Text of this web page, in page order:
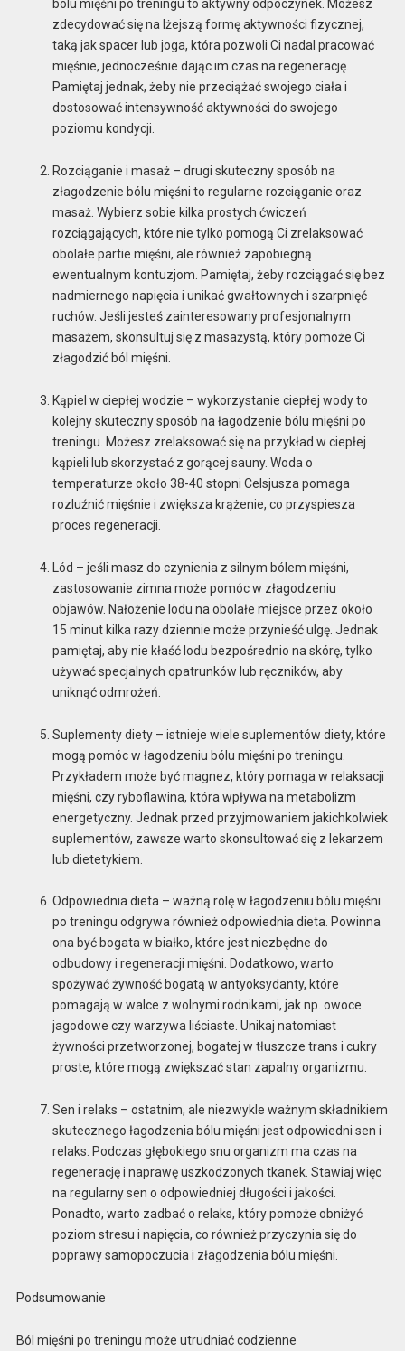
bólu mięśni po treningu to aktywny odpoczynek. Możesz
zdecydować się na lżejszą formę aktywności fizycznej,
taką jak spacer lub joga, która pozwoli Ci nadal pracować
mięśnie, jednocześnie dając im czas na regenerację.
Pamiętaj jednak, żeby nie przeciążać swojego ciała i
dostosować intensywność aktywności do swojego
poziomu kondycji.
Rozciąganie i masaż – drugi skuteczny sposób na
złagodzenie bólu mięśni to regularne rozciąganie oraz
masaż. Wybierz sobie kilka prostych ćwiczeń
rozciągających, które nie tylko pomogą Ci zrelaksować
obolałe partie mięśni, ale również zapobiegną
ewentualnym kontuzjom. Pamiętaj, żeby rozciągać się bez
nadmiernego napięcia i unikać gwałtownych i szarpnięć
ruchów. Jeśli jesteś zainteresowany profesjonalnym
masażem, skonsultuj się z masażystą, który pomoże Ci
złagodzić ból mięśni.
Kąpiel w ciepłej wodzie – wykorzystanie ciepłej wody to
kolejny skuteczny sposób na łagodzenie bólu mięśni po
treningu. Możesz zrelaksować się na przykład w ciepłej
kąpieli lub skorzystać z gorącej sauny. Woda o
temperaturze około 38-40 stopni Celsjusza pomaga
rozluźnić mięśnie i zwiększa krążenie, co przyspiesza
proces regeneracji.
Lód – jeśli masz do czynienia z silnym bólem mięśni,
zastosowanie zimna może pomóc w złagodzeniu
objawów. Nałożenie lodu na obolałe miejsce przez około
15 minut kilka razy dziennie może przynieść ulgę. Jednak
pamiętaj, aby nie kłaść lodu bezpośrednio na skórę, tylko
używać specjalnych opatrunków lub ręczników, aby
uniknąć odmrożeń.
Suplementy diety – istnieje wiele suplementów diety, które
mogą pomóc w łagodzeniu bólu mięśni po treningu.
Przykładem może być magnez, który pomaga w relaksacji
mięśni, czy ryboflawina, która wpływa na metabolizm
energetyczny. Jednak przed przyjmowaniem jakichkolwiek
suplementów, zawsze warto skonsultować się z lekarzem
lub dietetykiem.
Odpowiednia dieta – ważną rolę w łagodzeniu bólu mięśni
po treningu odgrywa również odpowiednia dieta. Powinna
ona być bogata w białko, które jest niezbędne do
odbudowy i regeneracji mięśni. Dodatkowo, warto
spożywać żywność bogatą w antyoksydanty, które
pomagają w walce z wolnymi rodnikami, jak np. owoce
jagodowe czy warzywa liściaste. Unikaj natomiast
żywności przetworzonej, bogatej w tłuszcze trans i cukry
proste, które mogą zwiększać stan zapalny organizmu.
Sen i relaks – ostatnim, ale niezwykle ważnym składnikiem
skutecznego łagodzenia bólu mięśni jest odpowiedni sen i
relaks. Podczas głębokiego snu organizm ma czas na
regenerację i naprawę uszkodzonych tkanek. Stawiaj więc
na regularny sen o odpowiedniej długości i jakości.
Ponadto, warto zadbać o relaks, który pomoże obniżyć
poziom stresu i napięcia, co również przyczynia się do
poprawy samopoczucia i złagodzenia bólu mięśni.
Podsumowanie
Ból mięśni po treningu może utrudniać codzienne